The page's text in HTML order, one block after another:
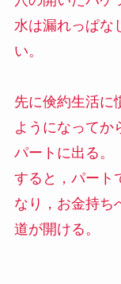
水は漏れっぱな
い。
先に倹約生活に
ようになってか
パートに出る。
すると，パート
なり，お金持ち
道が開ける。